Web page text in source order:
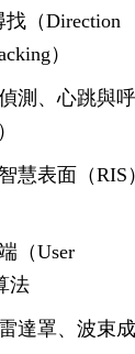
找（Direction
）
測、心跳與
慧表面（RIS
（User
法
達罩、波束